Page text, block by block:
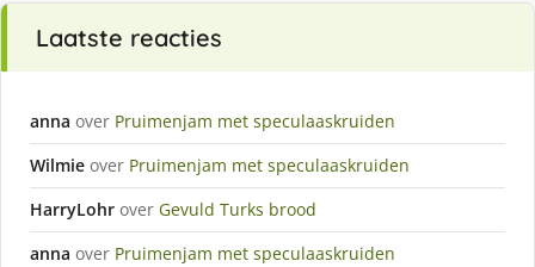
Laatste reacties
anna over Pruimenjam met speculaaskruiden
Wilmie over Pruimenjam met speculaaskruiden
HarryLohr over Gevuld Turks brood
anna over Pruimenjam met speculaaskruiden